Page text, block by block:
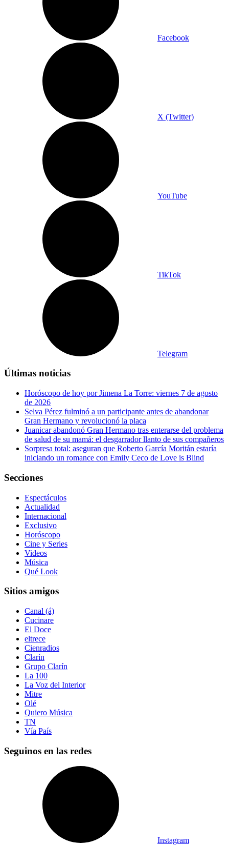
Facebook
X (Twitter)
YouTube
TikTok
Telegram
Últimas noticias
Horóscopo de hoy por Jimena La Torre: viernes 7 de agosto
de 2026
Selva Pérez fulminó a un participante antes de abandonar
Gran Hermano y revolucionó la placa
Juanicar abandonó Gran Hermano tras enterarse del problema
de salud de su mamá: el desgarrador llanto de sus compañeros
Sorpresa total: aseguran que Roberto García Moritán estaría
iniciando un romance con Emily Ceco de Love is Blind
Secciones
Espectáculos
Actualidad
Internacional
Exclusivo
Horóscopo
Cine y Series
Videos
Música
Qué Look
Sitios amigos
Canal (á)
Cucinare
El Doce
eltrece
Cienradios
Clarín
Grupo Clarín
La 100
La Voz del Interior
Mitre
Olé
Quiero Música
TN
Vía País
Seguinos en las redes
Instagram